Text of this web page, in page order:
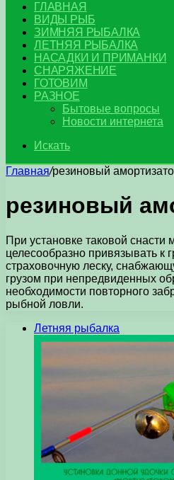
ГЛАВНАЯ
ВИДЫ РЫБ
ЗИМНЯЯ РЫБАЛКА
ЛЕТНЯЯ РЫБАЛКА
НАСАДКИ И ПРИМАНКИ
СНАРЯЖЕНИЕ
ГОТОВИМ
РАЗНОЕ
Бытовые вопросы
Новости интернета
Искать
Главная/резиновый
резиновый
При установке таковой снасти
целесообразно привязывать к
страховочную леску,
грузом при непредвиденных
необходимости повторного
рыбной ловли.
Летняя рыбалка